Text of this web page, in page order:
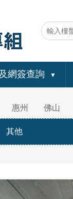
網簽查詢 ▼
其他
惠州 佛山